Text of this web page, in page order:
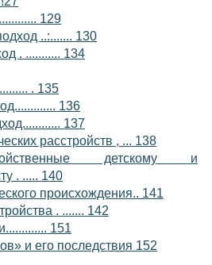
129
..:....... 130
. ........... 134
. 135
136
137
расстройств , ... 138
детскому и
. ..... 140
происхождения.. 141
. ....... 142
151
и его последствия 152